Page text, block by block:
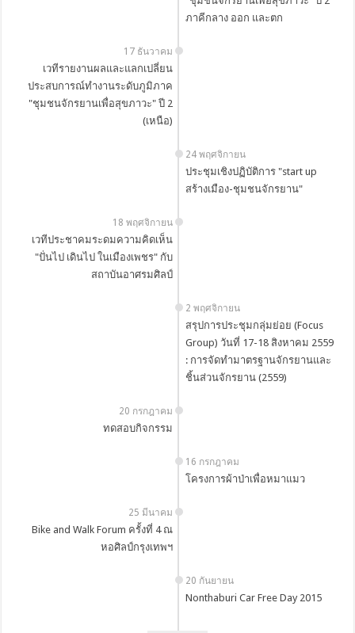
ภาคีกลาง ออก และตก
17 ธันวาคม
เวทีรายงานผลและแลกเปลี่ยน
ประสบการณ์ทำงานระดับภูมิภาค
"ชุมชนจักรยานเพื่อสุขภาวะ" ปี 2
(เหนือ)
24 พฤศจิกายน
ประชุมเชิงปฏิบัติการ "start up
สร้างเมือง-ชุมชนจักรยาน"
18 พฤศจิกายน
เวทีประชาคมระดมความคิดเห็น
"ปั่นไป เดินไป ในเมืองเพชร" กับ
สถาบันอาศรมศิลป์
2 พฤศจิกายน
สรุปการประชุมกลุ่มย่อย (Focus
Group) วันที่ 17-18 สิงหาคม 2559
: การจัดทำมาตรฐานจักรยานและ
ชิ้นส่วนจักรยาน (2559)
20 กรกฎาคม
ทดสอบกิจกรรม
16 กรกฎาคม
โครงการผ้าป่าเพื่อหมาแมว
25 มีนาคม
Bike and Walk Forum ครั้งที่ 4 ณ
หอศิลป์กรุงเทพฯ
20 กันยายน
Nonthaburi Car Free Day 2015